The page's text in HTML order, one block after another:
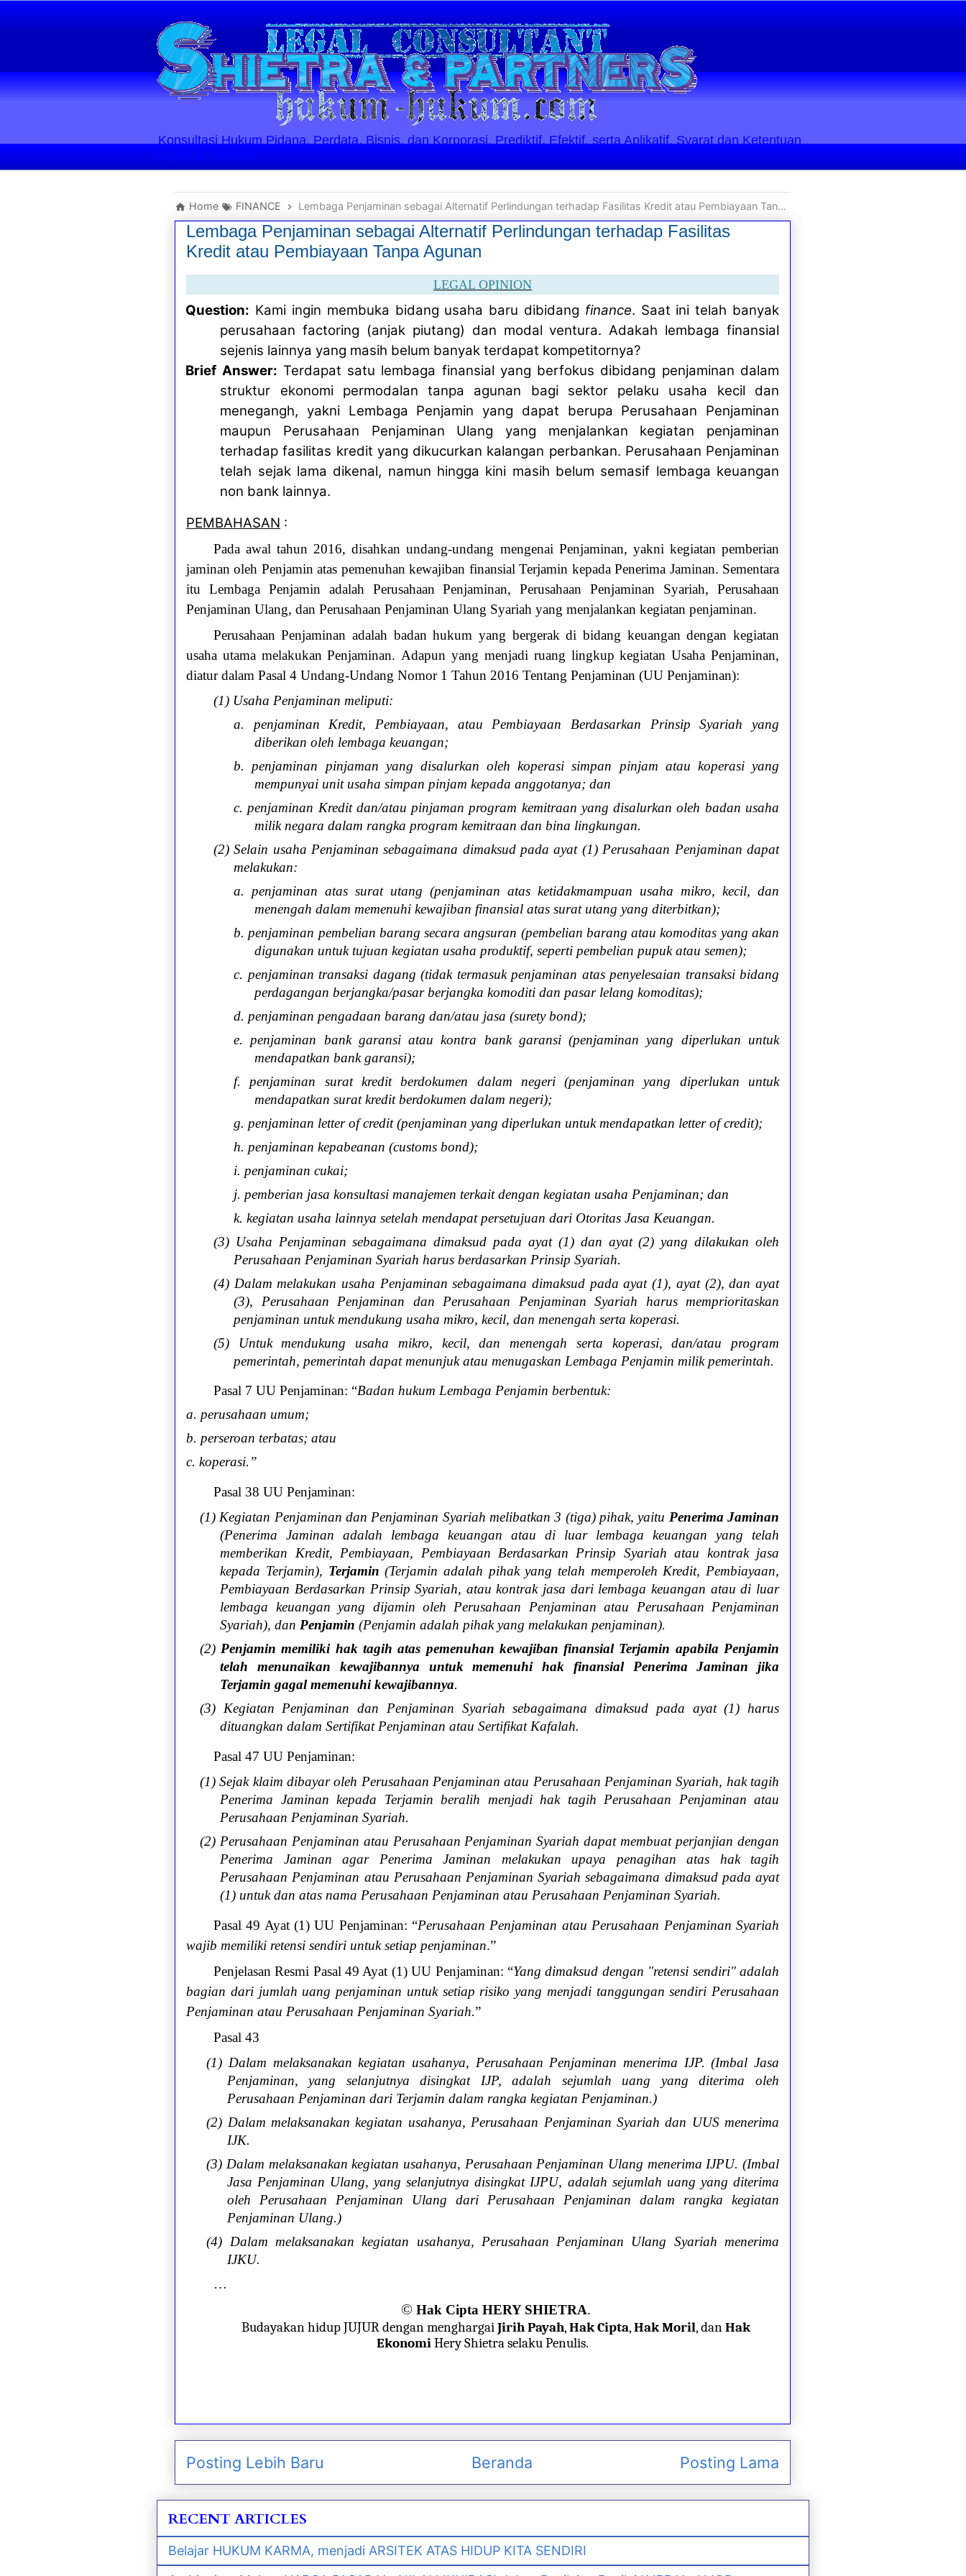
Konsultasi Hukum Pidana, Perdata, Bisnis, dan Korporasi. Prediktif, Efektif, serta Aplikatif. Syarat dan Ketentuan
Layanan Berlaku
Home FINANCE Lembaga Penjaminan sebagai Alternatif Perlindungan terhadap Fasilitas Kredit atau Pembiayaan Tanpa Agunan
Lembaga Penjaminan sebagai Alternatif Perlindungan terhadap Fasilitas
Kredit atau Pembiayaan Tanpa Agunan
LEGAL OPINION
Question: Kami ingin membuka bidang usaha baru dibidang finance. Saat ini telah banyak
perusahaan factoring (anjak piutang) dan modal ventura. Adakah lembaga finansial
sejenis lainnya yang masih belum banyak terdapat kompetitornya?
Brief Answer: Terdapat satu lembaga finansial yang berfokus dibidang penjaminan dalam
struktur ekonomi permodalan tanpa agunan bagi sektor pelaku usaha kecil dan
menegangh, yakni Lembaga Penjamin yang dapat berupa Perusahaan Penjaminan
maupun Perusahaan Penjaminan Ulang yang menjalankan kegiatan penjaminan
terhadap fasilitas kredit yang dikucurkan kalangan perbankan. Perusahaan Penjaminan
telah sejak lama dikenal, namun hingga kini masih belum semasif lembaga keuangan
non bank lainnya.
PEMBAHASAN :
Pada awal tahun 2016, disahkan undang-undang mengenai Penjaminan, yakni kegiatan pemberian
jaminan oleh Penjamin atas pemenuhan kewajiban finansial Terjamin kepada Penerima Jaminan. Sementara
itu Lembaga Penjamin adalah Perusahaan Penjaminan, Perusahaan Penjaminan Syariah, Perusahaan
Penjaminan Ulang, dan Perusahaan Penjaminan Ulang Syariah yang menjalankan kegiatan penjaminan.
Perusahaan Penjaminan adalah badan hukum yang bergerak di bidang keuangan dengan kegiatan
usaha utama melakukan Penjaminan. Adapun yang menjadi ruang lingkup kegiatan Usaha Penjaminan,
diatur dalam Pasal 4 Undang-Undang Nomor 1 Tahun 2016 Tentang Penjaminan (UU Penjaminan):
(1) Usaha Penjaminan meliputi:
a. penjaminan Kredit, Pembiayaan, atau Pembiayaan Berdasarkan Prinsip Syariah yang
diberikan oleh lembaga keuangan;
b. penjaminan pinjaman yang disalurkan oleh koperasi simpan pinjam atau koperasi yang
mempunyai unit usaha simpan pinjam kepada anggotanya; dan
c. penjaminan Kredit dan/atau pinjaman program kemitraan yang disalurkan oleh badan usaha
milik negara dalam rangka program kemitraan dan bina lingkungan.
(2) Selain usaha Penjaminan sebagaimana dimaksud pada ayat (1) Perusahaan Penjaminan dapat
melakukan:
a. penjaminan atas surat utang (penjaminan atas ketidakmampuan usaha mikro, kecil, dan
menengah dalam memenuhi kewajiban finansial atas surat utang yang diterbitkan);
b. penjaminan pembelian barang secara angsuran (pembelian barang atau komoditas yang akan
digunakan untuk tujuan kegiatan usaha produktif, seperti pembelian pupuk atau semen);
c. penjaminan transaksi dagang (tidak termasuk penjaminan atas penyelesaian transaksi bidang
perdagangan berjangka/pasar berjangka komoditi dan pasar lelang komoditas);
d. penjaminan pengadaan barang dan/atau jasa (surety bond);
e. penjaminan bank garansi atau kontra bank garansi (penjaminan yang diperlukan untuk
mendapatkan bank garansi);
f. penjaminan surat kredit berdokumen dalam negeri (penjaminan yang diperlukan untuk
mendapatkan surat kredit berdokumen dalam negeri);
g. penjaminan letter of credit (penjaminan yang diperlukan untuk mendapatkan letter of credit);
h. penjaminan kepabeanan (customs bond);
i. penjaminan cukai;
j. pemberian jasa konsultasi manajemen terkait dengan kegiatan usaha Penjaminan; dan
k. kegiatan usaha lainnya setelah mendapat persetujuan dari Otoritas Jasa Keuangan.
(3) Usaha Penjaminan sebagaimana dimaksud pada ayat (1) dan ayat (2) yang dilakukan oleh
Perusahaan Penjaminan Syariah harus berdasarkan Prinsip Syariah.
(4) Dalam melakukan usaha Penjaminan sebagaimana dimaksud pada ayat (1), ayat (2), dan ayat
(3), Perusahaan Penjaminan dan Perusahaan Penjaminan Syariah harus memprioritaskan
penjaminan untuk mendukung usaha mikro, kecil, dan menengah serta koperasi.
(5) Untuk mendukung usaha mikro, kecil, dan menengah serta koperasi, dan/atau program
pemerintah, pemerintah dapat menunjuk atau menugaskan Lembaga Penjamin milik pemerintah.
Pasal 7 UU Penjaminan: “Badan hukum Lembaga Penjamin berbentuk:
a. perusahaan umum;
b. perseroan terbatas; atau
c. koperasi.”
Pasal 38 UU Penjaminan:
(1) Kegiatan Penjaminan dan Penjaminan Syariah melibatkan 3 (tiga) pihak, yaitu Penerima Jaminan
(Penerima Jaminan adalah lembaga keuangan atau di luar lembaga keuangan yang telah
memberikan Kredit, Pembiayaan, Pembiayaan Berdasarkan Prinsip Syariah atau kontrak jasa
kepada Terjamin), Terjamin(Terjamin adalah pihak yang telah memperoleh Kredit, Pembiayaan,
Pembiayaan Berdasarkan Prinsip Syariah, atau kontrak jasa dari lembaga keuangan atau di luar
lembaga keuangan yang dijamin oleh Perusahaan Penjaminan atau Perusahaan Penjaminan
Syariah), dan Penjamin (Penjamin adalah pihak yang melakukan penjaminan).
(2) Penjamin memiliki hak tagih atas pemenuhan kewajiban finansial Terjamin apabila Penjamin
telah menunaikan kewajibannya untuk memenuhi hak finansial Penerima Jaminan jika
Terjamin gagal memenuhi kewajibannya.
(3) Kegiatan Penjaminan dan Penjaminan Syariah sebagaimana dimaksud pada ayat (1) harus
dituangkan dalam Sertifikat Penjaminan atau Sertifikat Kafalah.
Pasal 47 UU Penjaminan:
(1) Sejak klaim dibayar oleh Perusahaan Penjaminan atau Perusahaan Penjaminan Syariah, hak tagih
Penerima Jaminan kepada Terjamin beralih menjadi hak tagih Perusahaan Penjaminan atau
Perusahaan Penjaminan Syariah.
(2) Perusahaan Penjaminan atau Perusahaan Penjaminan Syariah dapat membuat perjanjian dengan
Penerima Jaminan agar Penerima Jaminan melakukan upaya penagihan atas hak tagih
Perusahaan Penjaminan atau Perusahaan Penjaminan Syariah sebagaimana dimaksud pada ayat
(1) untuk dan atas nama Perusahaan Penjaminan atau Perusahaan Penjaminan Syariah.
Pasal 49 Ayat (1) UU Penjaminan: “Perusahaan Penjaminan atau Perusahaan Penjaminan Syariah
wajib memiliki retensi sendiri untuk setiap penjaminan.”
Penjelasan Resmi Pasal 49 Ayat (1) UU Penjaminan: “Yang dimaksud dengan "retensi sendiri" adalah
bagian dari jumlah uang penjaminan untuk setiap risiko yang menjadi tanggungan sendiri Perusahaan
Penjaminan atau Perusahaan Penjaminan Syariah.”
Pasal 43
(1) Dalam melaksanakan kegiatan usahanya, Perusahaan Penjaminan menerima IJP. (Imbal Jasa
Penjaminan, yang selanjutnya disingkat IJP, adalah sejumlah uang yang diterima oleh
Perusahaan Penjaminan dari Terjamin dalam rangka kegiatan Penjaminan.)
(2) Dalam melaksanakan kegiatan usahanya, Perusahaan Penjaminan Syariah dan UUS menerima
IJK.
(3) Dalam melaksanakan kegiatan usahanya, Perusahaan Penjaminan Ulang menerima IJPU. (Imbal
Jasa Penjaminan Ulang, yang selanjutnya disingkat IJPU, adalah sejumlah uang yang diterima
oleh Perusahaan Penjaminan Ulang dari Perusahaan Penjaminan dalam rangka kegiatan
Penjaminan Ulang.)
(4) Dalam melaksanakan kegiatan usahanya, Perusahaan Penjaminan Ulang Syariah menerima
IJKU.
…
©Hak Cipta HERY SHIETRA.
Budayakan hidup JUJUR dengan menghargaiJirih Payah,Hak Cipta,Hak Moril, danHak
EkonomiHery Shietra selaku Penulis.
Posting Lebih Baru Posting Lama
Beranda
RECENT ARTICLES
Belajar HUKUM KARMA, menjadi ARSITEK ATAS HIDUP KITA SENDIRI